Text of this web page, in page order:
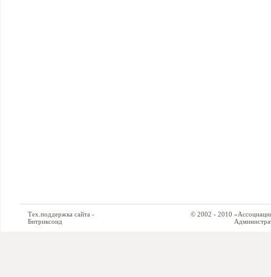
Тех.поддержка сайта -
Битриксоид
© 2002 - 2010 «Ассоциация